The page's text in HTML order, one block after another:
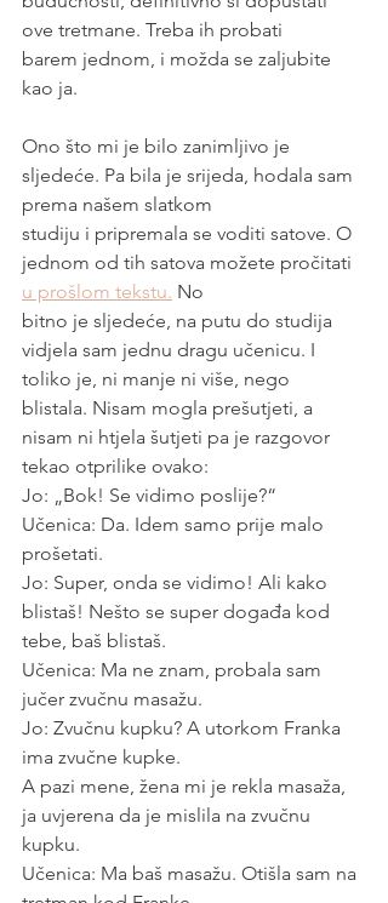
ove tretmane. Treba ih probati
barem jednom, i možda se zaljubite
kao ja.
Ono što mi je bilo zanimljivo je
sljedeće. Pa bila je srijeda, hodala sam
prema našem slatkom
studiju i pripremala se voditi satove. O
jednom od tih satova možete pročitati
u prošlom tekstu. No
bitno je sljedeće, na putu do studija
vidjela sam jednu dragu učenicu. I
toliko je, ni manje ni više, nego
blistala. Nisam mogla prešutjeti, a
nisam ni htjela šutjeti pa je razgovor
tekao otprilike ovako:
Jo: „Bok! Se vidimo poslije?“
Učenica: Da. Idem samo prije malo
prošetati.
Jo: Super, onda se vidimo! Ali kako
blistaš! Nešto se super događa kod
tebe, baš blistaš.
Učenica: Ma ne znam, probala sam
jučer zvučnu masažu.
Jo: Zvučnu kupku? A utorkom Franka
ima zvučne kupke.
A pazi mene, žena mi je rekla masaža,
ja uvjerena da je mislila na zvučnu
kupku.
Učenica: Ma baš masažu. Otišla sam na